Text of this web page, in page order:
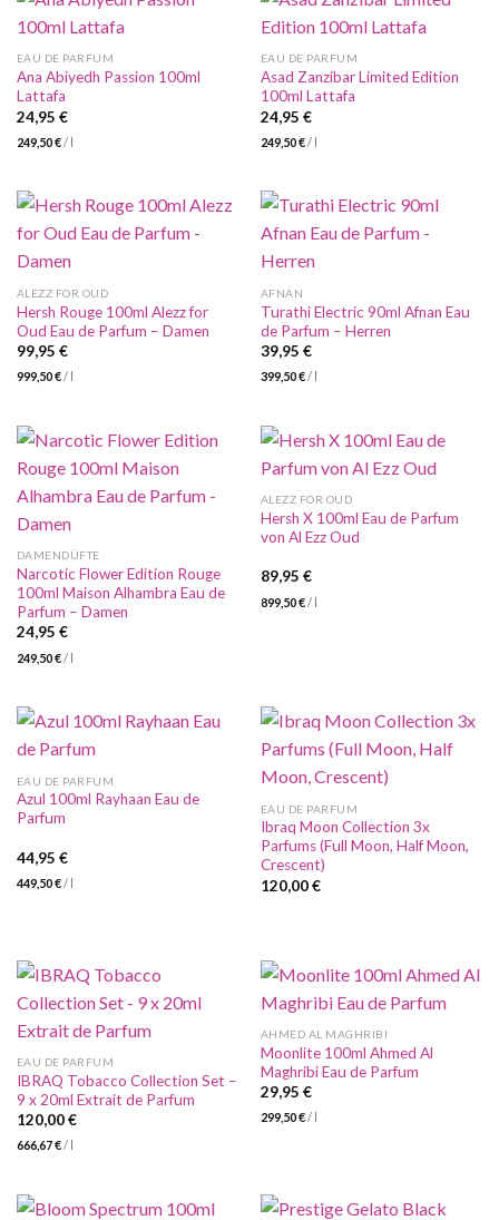
EAU DE PARFUM
Ana Abiyedh Passion 100ml
Lattafa
24,95 €
249,50€/ l
EAU DE PARFUM
Asad Zanzibar Limited Edition
100ml Lattafa
24,95 €
249,50€/ l
ALEZZ FOR OUD
Hersh Rouge 100ml Alezz for
Oud Eau de Parfum – Damen
99,95 €
999,50€/
AFNAN
Turathi Electric 90ml Afnan Eau
de Parfum – Herren
39,95 €
399,50€/
DAMENDÜFTE
Narcotic Flower Edition Rouge
100ml Maison Alhambra Eau de
Parfum – Damen
24,95 €
249,50€/ l
ALEZZ FOR OUD
Hersh X 100ml Eau de Parfum
von Al Ezz Oud
89,95 €
899,50€/ l
EAU DE PARFUM
Azul 100ml Rayhaan Eau de
Parfum
44,95 €
449,50€/ l
EAU DE PARFUM
Ibraq Moon Collection 3x
Parfums (Full Moon, Half Moon,
Crescent)
120,00€
EAU DE PARFUM
IBRAQ Tobacco Collection Set –
9 x 20ml Extrait de Parfum
120,00€
666,67€/
AHMED AL MAGHRIBI
Moonlite 100ml Ahmed Al
Maghribi Eau de Parfum
29,95 €
299,50€/